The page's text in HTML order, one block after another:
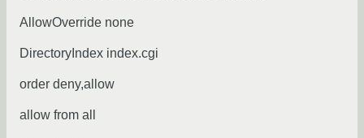
AllowOverride none
DirectoryIndex index.cgi
order deny,allow
allow from all